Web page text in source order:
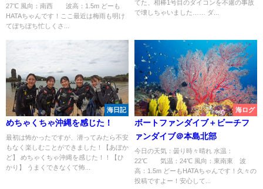
27℃ 風向：南西 波高：1.5m どーも
HATAちゃんです！ここ最近は梅雨も明け
てぼちぼち忙しくさ...
てた、相棒1号目のダイコンを不慮の事故
で壊しちゃいました…… ダ...
海日記
めちゃくちゃ沖縄を感じた！
最初は怖かったですが、潜ってみたら不安
もなく楽しむことができました！【あぼか
ど】 めちゃくちゃ沖縄を感じた！！【ひ
かり】 うまくできなくて怖...
海ログ
ボートファンダイブ＋ビーチフ
ァンダイブ＠本島北部
今日の天気：曇り時々晴れ 水温：
22℃ 気温：24℃ 風向：東南東 波
高：1.5m どーもHATAちゃんです！久々の
投稿ですよー！安心して...